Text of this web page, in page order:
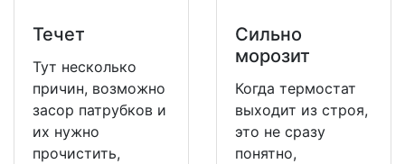
Течет
Тут несколько
причин, возможно
засор патрубков и
их нужно
прочистить,
Сильно
морозит
Когда термостат
выходит из строя,
это не сразу
понятно,